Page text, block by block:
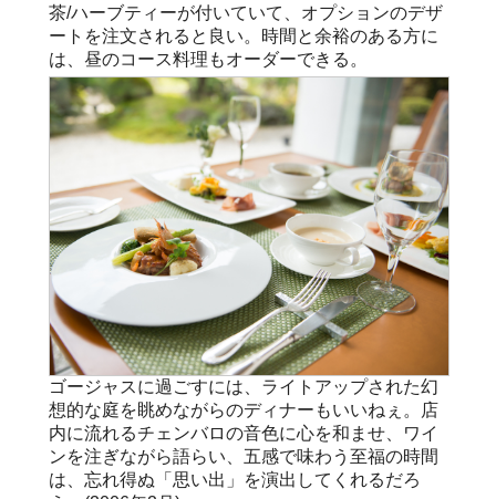
茶/ハーブティーが付いていて、オプションのデザ
ートを注文されると良い。時間と余裕のある方に
は、昼のコース料理もオーダーできる。
ゴージャスに過ごすには、ライトアップされた幻
想的な庭を眺めながらのディナーもいいねぇ。店
内に流れるチェンバロの音色に心を和ませ、ワイ
ンを注ぎながら語らい、五感で味わう至福の時間
は、忘れ得ぬ「思い出」を演出してくれるだろ